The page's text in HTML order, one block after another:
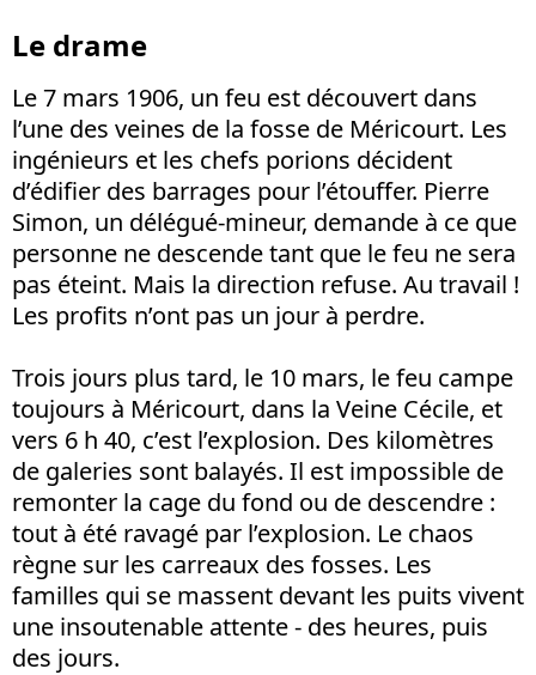
Le drame
Le 7 mars 1906, un feu est découvert dans
l’une des veines de la fosse de Méricourt. Les
ingénieurs et les chefs porions décident
d’édifier des barrages pour l’étouffer. Pierre
Simon, un délégué-mineur, demande à ce que
personne ne descende tant que le feu ne sera
pas éteint. Mais la direction refuse. Au travail !
Les profits n’ont pas un jour à perdre.
Trois jours plus tard, le 10 mars, le feu campe
toujours à Méricourt, dans la Veine Cécile, et
vers 6 h 40, c’est l’explosion. Des kilomètres
de galeries sont balayés. Il est impossible de
remonter la cage du fond ou de descendre :
tout à été ravagé par l’explosion. Le chaos
règne sur les carreaux des fosses. Les
familles qui se massent devant les puits vivent
une insoutenable attente - des heures, puis
des jours.